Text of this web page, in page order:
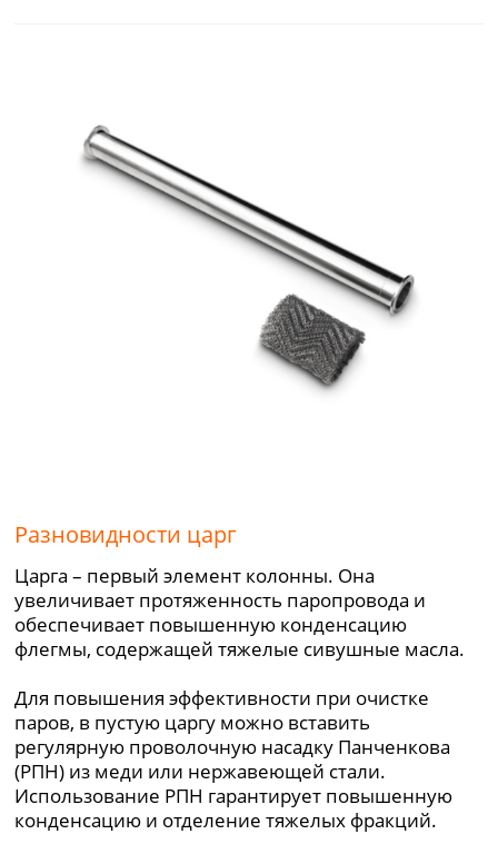
Разновидности царг
Царга – первый элемент колонны. Она
увеличивает протяженность паропровода и
обеспечивает повышенную конденсацию
флегмы, содержащей тяжелые сивушные масла.
Для повышения эффективности при очистке
паров, в пустую царгу можно вставить
регулярную проволочную насадку Панченкова
(РПН) из меди или нержавеющей стали.
Использование РПН гарантирует повышенную
конденсацию и отделение тяжелых фракций.